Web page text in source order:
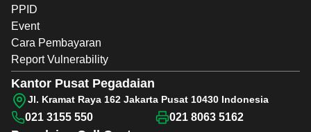
PPID
Event
Cara Pembayaran
Report Vulnerability
Kantor Pusat Pegadaian
Jl. Kramat Raya 162 Jakarta Pusat 10430 Indonesia
021 3155 550 021 8063 5162